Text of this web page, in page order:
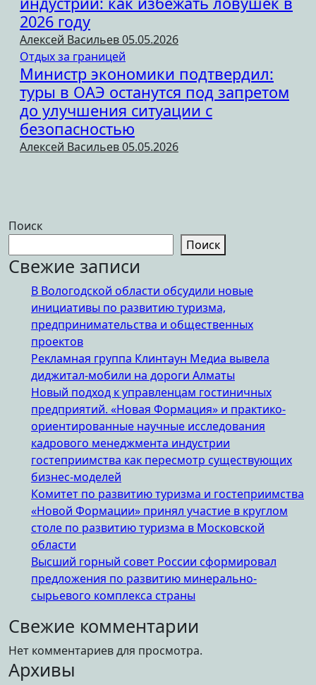
2026 году
Алексей Васильев05.05.2026
Отдых за границей
Министр экономики подтвердил:
туры в ОАЭ останутся под запретом
до улучшения ситуации с
безопасностью
Алексей Васильев05.05.2026
Поиск
Поиск
Свежие записи
В Вологодской области обсудили новые
инициативы по развитию туризма,
предпринимательства и общественных
проектов
Рекламная группа Клинтаун Медиа вывела
диджитал-мобили на дороги Алматы
Новый подход к управленцам гостиничных
предприятий. «Новая Формация» и практико-
ориентированные научные исследования
кадрового менеджмента индустрии
гостеприимства как пересмотр существующих
бизнес-моделей
Комитет по развитию туризма и гостеприимства
«Новой Формации» принял участие в круглом
столе по развитию туризма в Московской
области
Высший горный совет России сформировал
предложения по развитию минерально-
сырьевого комплекса страны
Свежие комментарии
Нет комментариев для просмотра.
Архивы